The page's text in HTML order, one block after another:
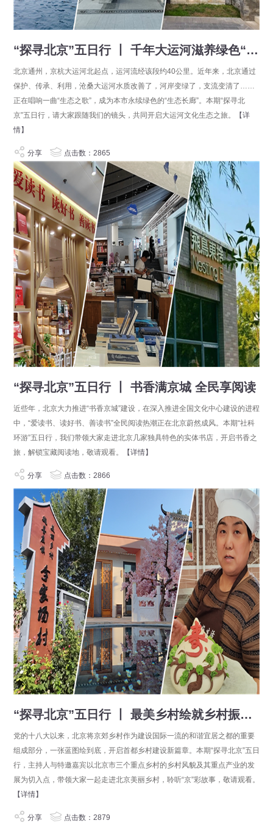
“探寻北京”五日行 丨 千年大运河滋养绿色“生态长廊”
北京通州，京杭大运河北起点，运河流经该段约40公里。近年来，北京通过
保护、传承、利用，沧桑大运河水质改善了，河岸变绿了，支流变清了……
正在唱响一曲“生态之歌”，成为本市永续绿色的“生态长廊”。本期“探寻北
京”五日行，请大家跟随我们的镜头，共同开启大运河文化生态之旅。
【详
情】
分享 点击数：2865
“探寻北京”五日行 丨 书香满京城 全民享阅读
近些年，北京大力推进“书香京城”建设，在深入推进全国文化中心建设的进程
中，“爱读书、读好书、善读书”全民阅读热潮正在北京蔚然成风。本期“社科
环游”五日行，我们带领大家走进北京几家独具特色的实体书店，开启书香之
旅，解锁宝藏阅读地，敬请观看。
【详情】
分享 点击数：2866
“探寻北京”五日行 丨 最美乡村绘就乡村振兴“京”彩蓝图
党的十八大以来，北京将京郊乡村作为建设国际一流的和谐宜居之都的重要
组成部分，一张蓝图绘到底，开启首都乡村建设新篇章。本期“探寻北京”五日
行，主持人与特邀嘉宾以北京市三个重点乡村的乡村风貌及其重点产业的发
展为切入点，带领大家一起走进北京美丽乡村，聆听“京”彩故事，敬请观看。
【详情】
分享 点击数：2879